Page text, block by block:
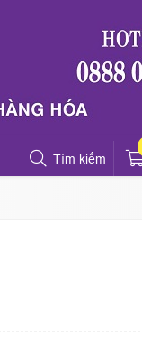
Tìm kiếm